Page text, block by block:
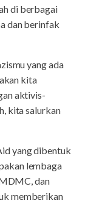
di berbagai
dan berinfak
yang ada
kita
aktivis-
kita salurkan
yang dibentuk
lembaga
dan
memberikan